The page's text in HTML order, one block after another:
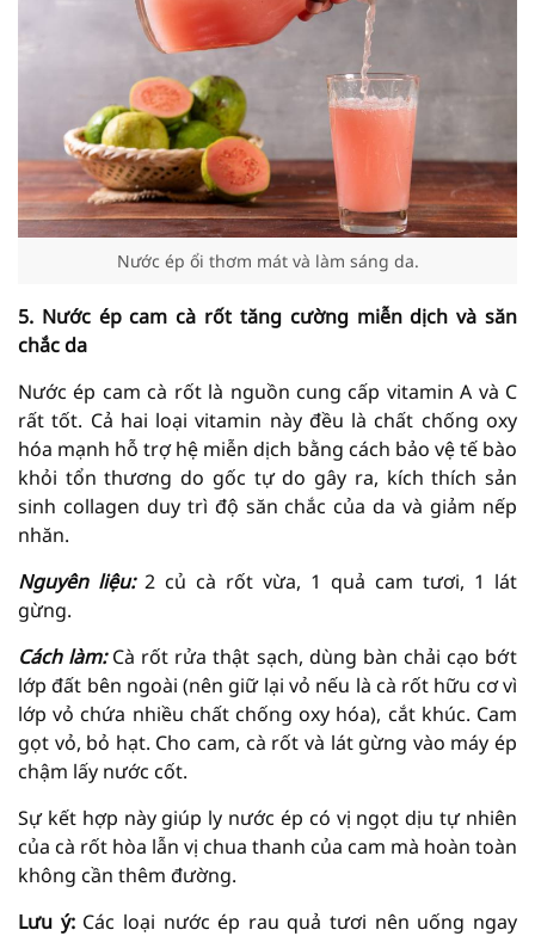
Nước ép ổi thơm mát và làm sáng da.
5. Nước ép cam cà rốt tăng cường miễn dịch và săn
chắc da
Nước ép cam cà rốt là nguồn cung cấp vitamin A và C
rất tốt. Cả hai loại vitamin này đều là chất chống oxy
hóa mạnh hỗ trợ hệ miễn dịch bằng cách bảo vệ tế bào
khỏi tổn thương do gốc tự do gây ra, kích thích sản
sinh collagen duy trì độ săn chắc của da và giảm nếp
nhăn.
Nguyên liệu:2 củ cà rốt vừa, 1 quả cam tươi, 1 lát
gừng.
Cách làm:Cà rốt rửa thật sạch, dùng bàn chải cạo bớt
lớp đất bên ngoài (nên giữ lại vỏ nếu là cà rốt hữu cơ vì
lớp vỏ chứa nhiều chất chống oxy hóa), cắt khúc. Cam
gọt vỏ, bỏ hạt. Cho cam, cà rốt và lát gừng vào máy ép
chậm lấy nước cốt.
Sự kết hợp này giúp ly nước ép có vị ngọt dịu tự nhiên
của cà rốt hòa lẫn vị chua thanh của cam mà hoàn toàn
không cần thêm đường.
Lưu ý:Các loại nước ép rau quả tươi nên uống ngay